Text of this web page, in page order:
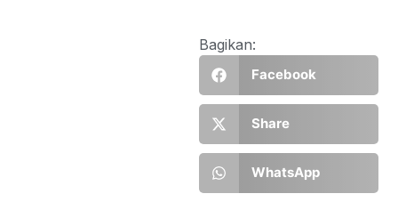
Bagikan:
Facebook
Share
WhatsApp